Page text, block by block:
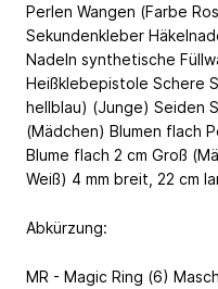
Perlen Wangen (Farbe
Sekundenkleber
Nadeln synthetische
Heißklebepistole Schere
hellblau) (Junge) Seiden
(Mädchen) Blumen flach
Blume flach 2 cm Groß
Weiß) 4 mm breit, 22 cm
Abkürzung:
MR - Magic Ring (6)